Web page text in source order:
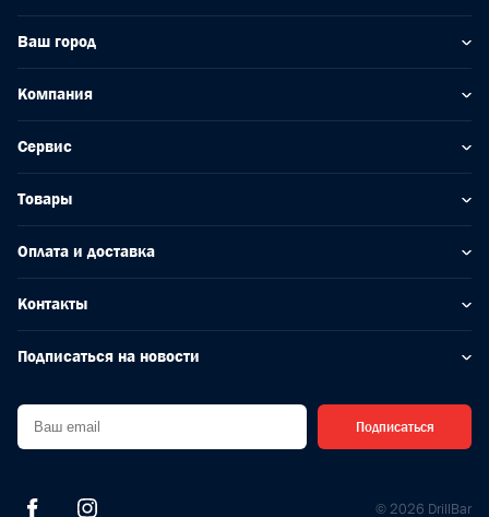
Ваш город
Компания
Сервис
Товары
Оплата и доставка
Контакты
Подписаться на новости
Подписаться
© 2026 DrillBar